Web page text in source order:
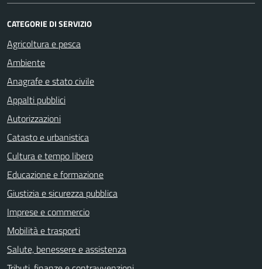
CATEGORIE DI SERVIZIO
Agricoltura e pesca
Ambiente
Anagrafe e stato civile
Appalti pubblici
Autorizzazioni
Catasto e urbanistica
Cultura e tempo libero
Educazione e formazione
Giustizia e sicurezza pubblica
Imprese e commercio
Mobilità e trasporti
Salute, benessere e assistenza